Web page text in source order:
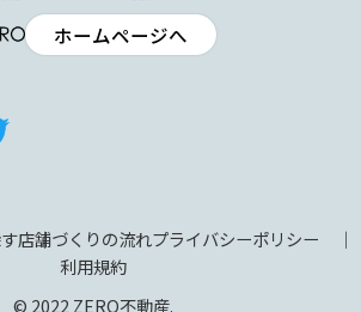
ホームページへ
店舗づくりの流れプライバシーポリシー
利用規約
© 2022 ZERO不動産.